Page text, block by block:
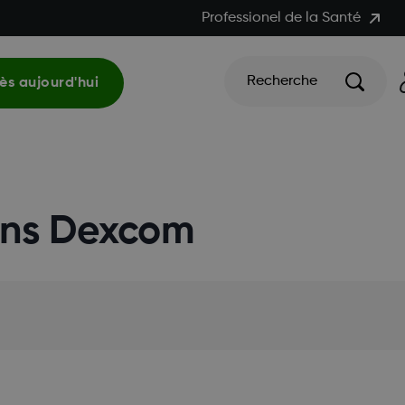
Professionel de la Santé
aujourd'hui Recherche
Dexcom